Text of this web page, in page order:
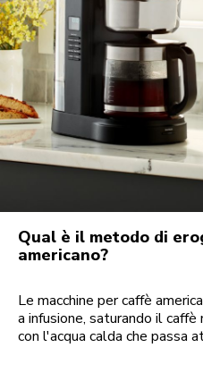
Qual è il metodo di
americano?
Le macchine per caffè
a infusione, saturando il
con l'acqua calda che passa